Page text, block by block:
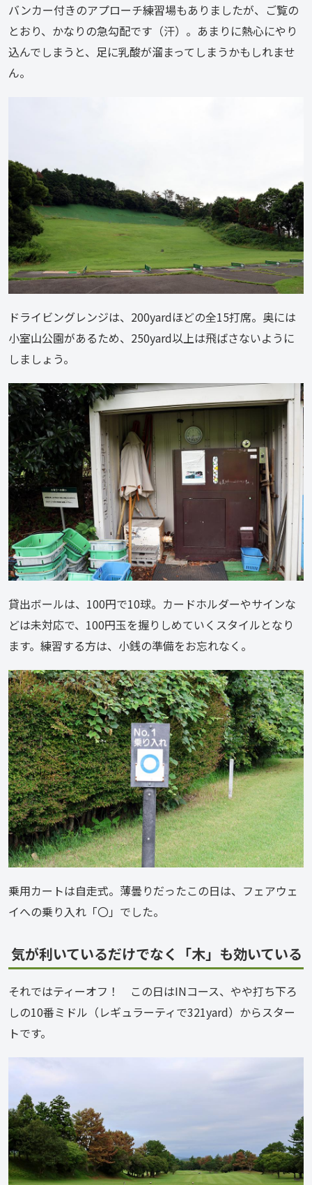
バンカー付きのアプローチ練習場もありましたが、ご覧の
とおり、かなりの急勾配です（汗）。あまりに熱心にやり
込んでしまうと、足に乳酸が溜まってしまうかもしれませ
ん。
ドライビングレンジは、200yardほどの全15打席。奥には
小室山公園があるため、250yard以上は飛ばさないように
しましょう。
貸出ボールは、100円で10球。カードホルダーやサインな
どは未対応で、100円玉を握りしめていくスタイルとなり
ます。練習する方は、小銭の準備をお忘れなく。
乗用カートは自走式。薄曇りだったこの日は、フェアウェ
イへの乗り入れ「〇」でした。
気が利いているだけでなく「木」も効いている
それではティーオフ！　この日はINコース、やや打ち下ろ
しの10番ミドル（レギュラーティで321yard）からスター
トです。